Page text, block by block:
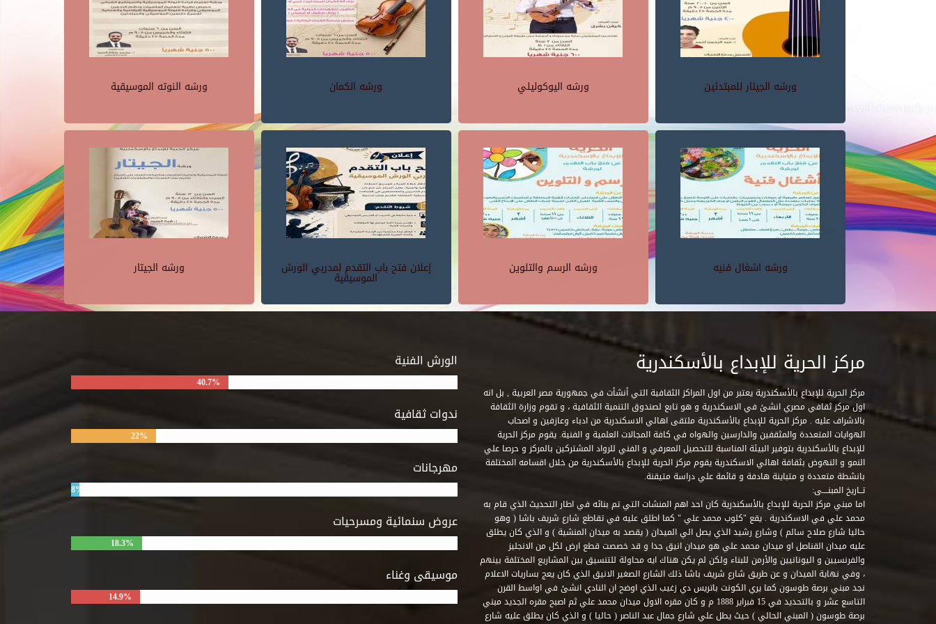
ورشه النوته الموسيقية ورشه الكمان ورشه اليوكوليلي ورشه الجيتار للمبتدئين
ورشه الجيتار إعلان فتح باب التقدم لمدربي الورش
الموسيقية
ورشه الرسم والتلوين ورشه اشغال فنيه
الورش الفنية
40.7%
ندوات ثقافية
22%
مهرجانات
8%
عروض سنمائية ومسرحيات
18.3%
موسيقى وغناء
14.9%
مركز الحرية للإبداع بالأسكندرية
مركز الحرية للإبداع بالأسكندرية يعتبر من اول المراكز الثقافية التي أنشأت في جمهورية مصر العربية , بل انه
اول مركز ثقافي مصري انشئ في الاسكندرية و هو تابع لصندوق التنمية الثقافية ، و تقوم وزارة الثقافة
بالاشراف عليه . مركز الحرية للإبداع بالأسكندرية ملتقى اهالي الاسكندرية من ادباء وعازفين و اصحاب
الهوايات المتعددة والمثقفين والدارسين والهواه في كافة المجالات العلمية و الفنية. يقوم مركز الحرية
للإبداع بالأسكندرية بتوفير البيئة المناسبة للتحصيل المعرفي و الفني للرواد المشتركين بالمركز و حرصا علي
النمو و النهوض بثقافة اهالي الاسكندرية يقوم مركز الحرية للإبداع بالأسكندرية من خلال اقسامه المختلفة
بانشطة متعددة و متباينة هادفة و قائمة علي دراسة متيقنة.
تــاريخ المبنــــى:
اما مبني مركز الحرية للإبداع بالأسكندرية كان احد اهم المنشات التي تم بنائه في اطار التحديث الذي قام به
محمد علي في الاسكندرية . يقع "كلوب محمد علي " كما اطلق عليه في تقاطع شارع شريف باشا ( وهو
حاليا شارع صلاح سالم ) وشارع رشيد الذي يصل الي الميدان ( يقصد به ميدان المنشية ) و الذي كان يطلق
عليه ميدان القناصل او ميدان محمد علي هو ميدان انيق جدا و قد خصصت قطع ارض لكل من الانجليز
والفرنسيين و اليونانيين والأرمن للبناء ولكن لم يكن هناك ايه محاولة للتنسيق بين المشاريع المختلفة بينهم
، وفي نهاية الميدان و عن طريق شارع شريف باشا ذلك الشارع الصغير الانيق الذي كان يعج بساريات الاعلام
نجد مبني برصة طوسون كما يري الكونت باتريس دي زغيب الذي اوضح ان النادي انشئ في اواسط القرن
التاسع عشر و بالتحديد في 15 فبراير 1888 م و كان مقره الاول ميدان محمد علي ثم اصبح مقره الجديد مبني
برصة طوسون ( المبني الحالي ) حيث يطل علي شارع جمال عبد الناصر ( حاليا ) و الذي كان يطلق عليه شارع